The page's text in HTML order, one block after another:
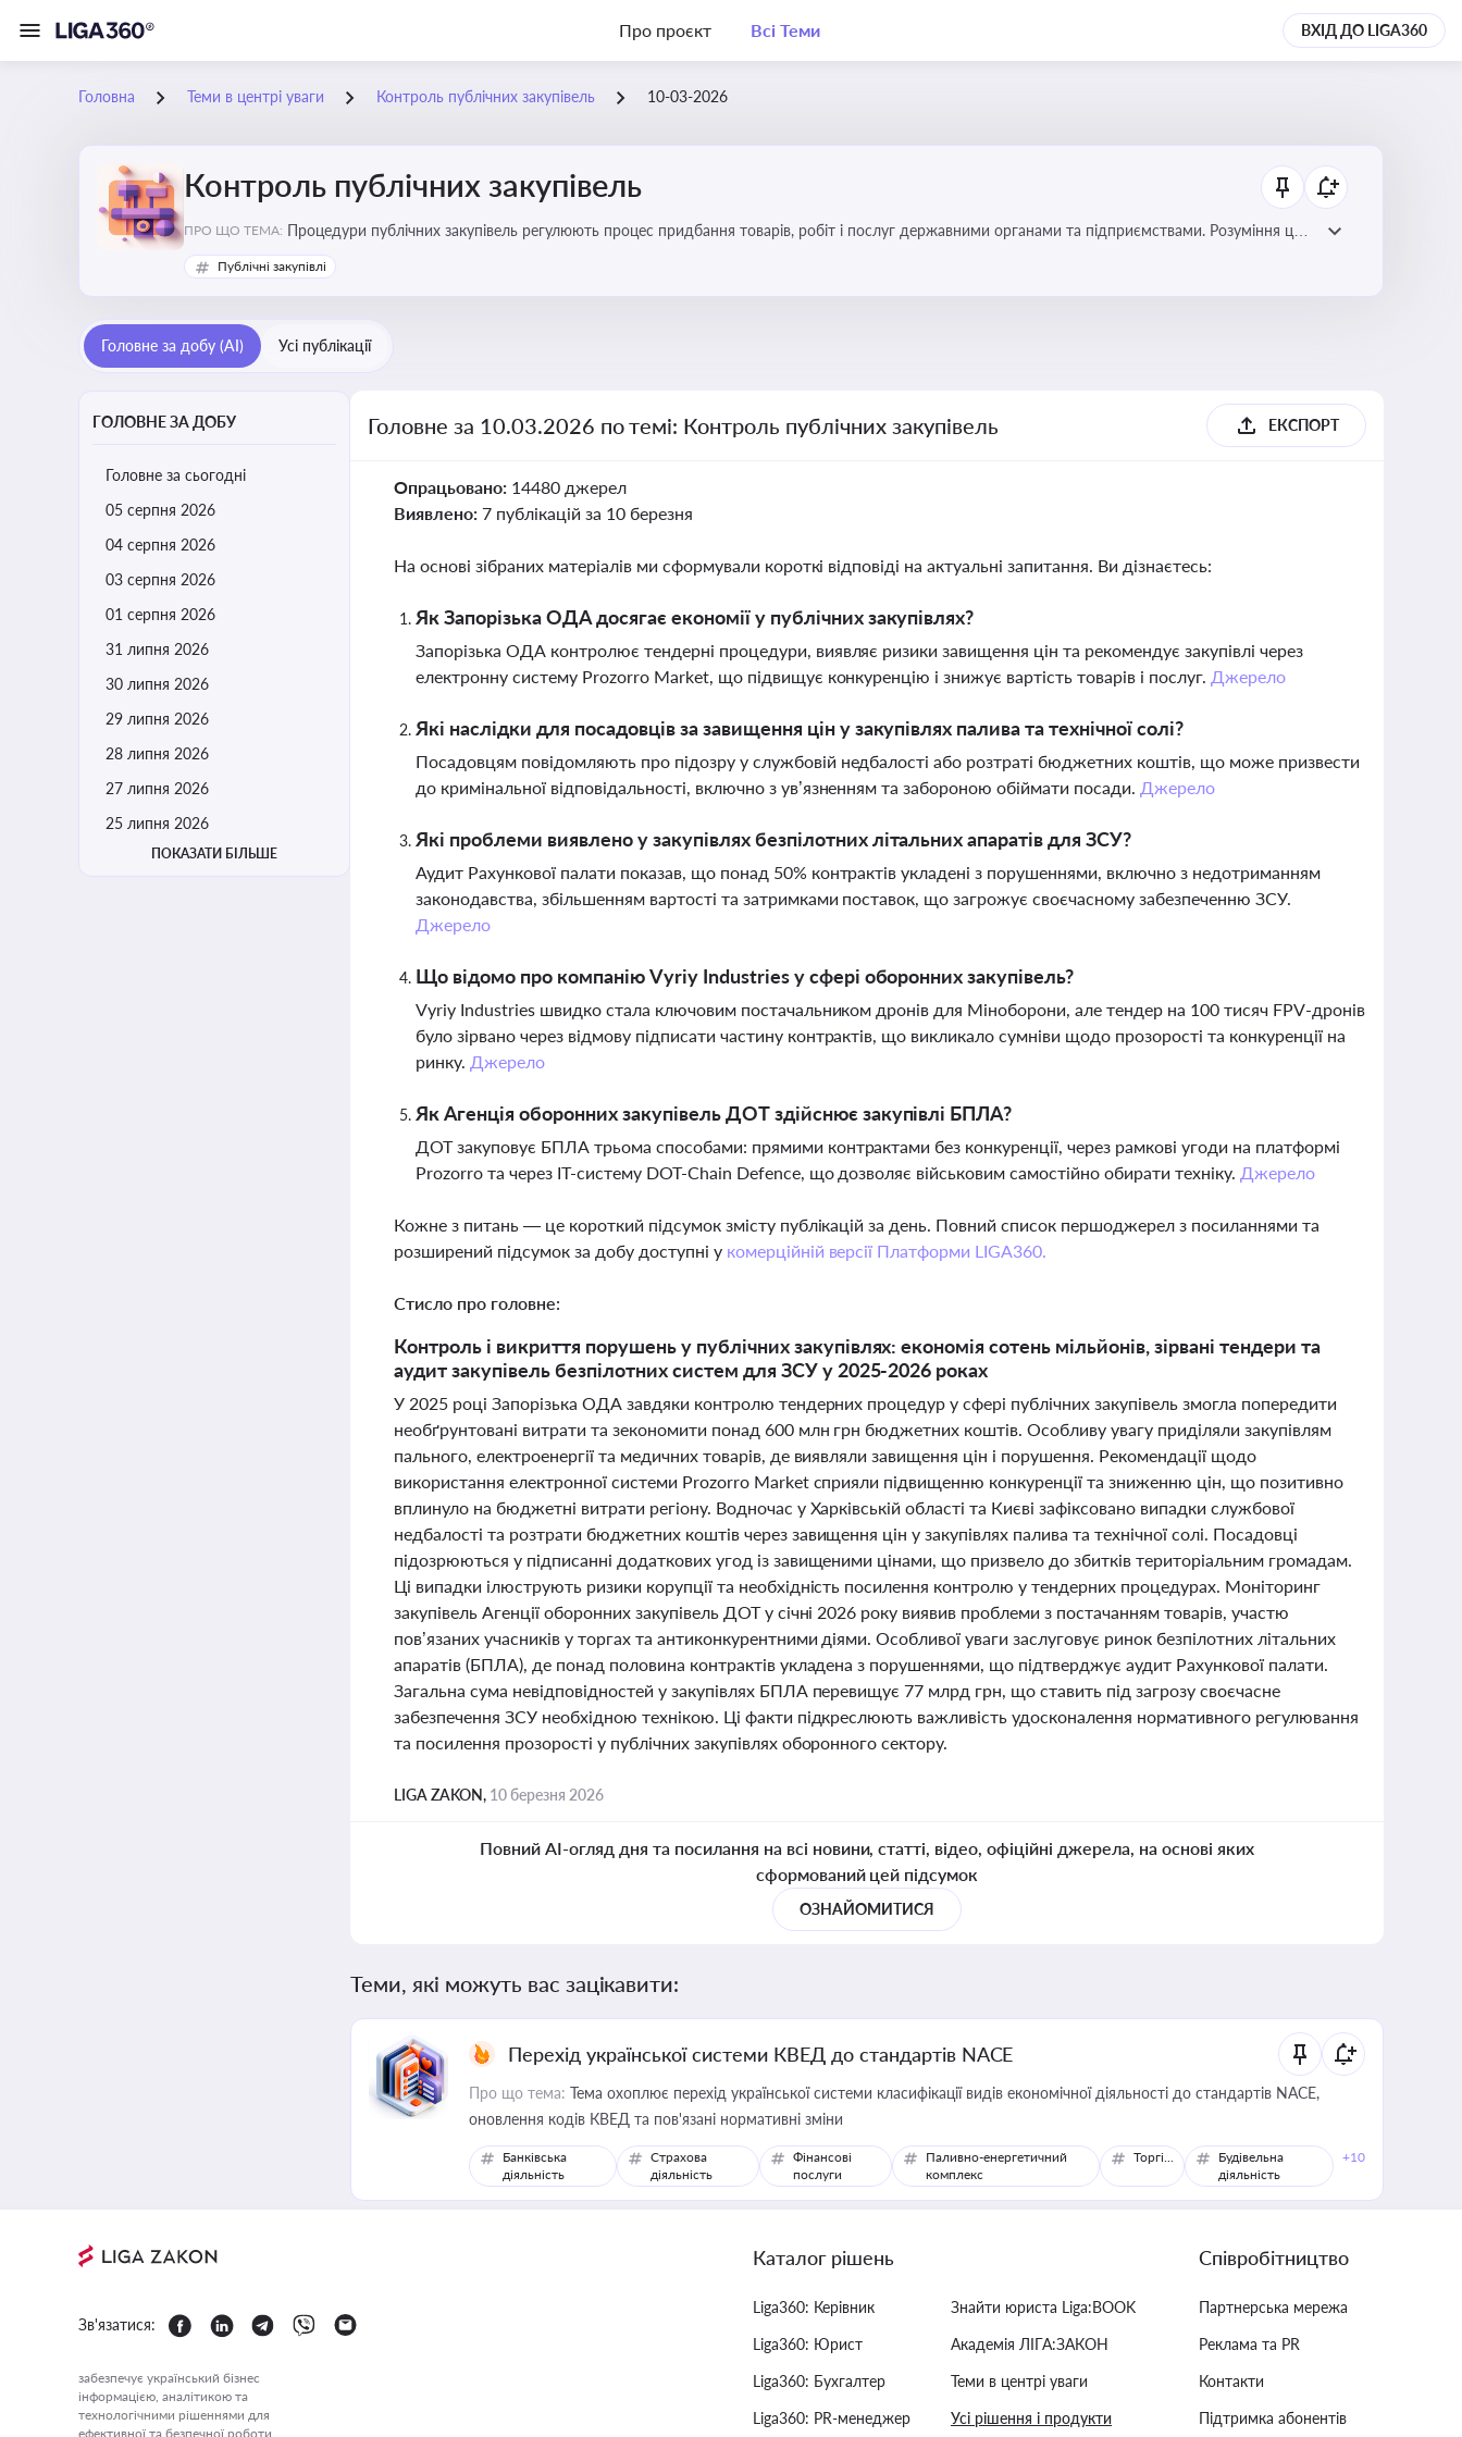
Про проєкт Всі Теми ВХІД ДО LIGA360
Головна Теми в центрі уваги Контроль публічних закупівель 10-03-2026
Контроль публічних закупівель
ПРО ЩО ТЕМА: Процедури публічних закупівель регулюють процес придбання товарів, робіт і послуг державними органами та підприємствами. Розуміння цих
процедур дозволяє бізнесу брати участь у тендерах, а юристам і бухгалтерам — забезпечити відповідність законодавству
Публічні закупівлі
Головне за добу (AI) Усі публікації
ГОЛОВНЕ ЗА ДОБУ
Головне за сьогодні
05 серпня 2026
04 серпня 2026
03 серпня 2026
01 серпня 2026
31 липня 2026
30 липня 2026
29 липня 2026
28 липня 2026
27 липня 2026
25 липня 2026
ПОКАЗАТИ БІЛЬШЕ
Головне за 10.03.2026 по темі: Контроль публічних закупівель ЕКСПОРТ
Опрацьовано: 14480 джерел
Виявлено: 7 публікацій за 10 березня
На основі зібраних матеріалів ми сформували короткі відповіді на актуальні запитання. Ви дізнаєтесь:
Як Запорізька ОДА досягає економії у публічних закупівлях?
Запорізька ОДА контролює тендерні процедури, виявляє ризики завищення цін та рекомендує закупівлі через
електронну систему Prozorro Market, що підвищує конкуренцію і знижує вартість товарів і послуг. Джерело
Які наслідки для посадовців за завищення цін у закупівлях палива та технічної солі?
Посадовцям повідомляють про підозру у службовій недбалості або розтраті бюджетних коштів, що може призвести
до кримінальної відповідальності, включно з ув’язненням та забороною обіймати посади. Джерело
Які проблеми виявлено у закупівлях безпілотних літальних апаратів для ЗСУ?
Аудит Рахункової палати показав, що понад 50% контрактів укладені з порушеннями, включно з недотриманням
законодавства, збільшенням вартості та затримками поставок, що загрожує своєчасному забезпеченню ЗСУ.
Джерело
Що відомо про компанію Vyriy Industries у сфері оборонних закупівель?
Vyriy Industries швидко стала ключовим постачальником дронів для Міноборони, але тендер на 100 тисяч FPV-дронів
було зірвано через відмову підписати частину контрактів, що викликало сумніви щодо прозорості та конкуренції на
ринку. Джерело
Як Агенція оборонних закупівель ДОТ здійснює закупівлі БПЛА?
ДОТ закуповує БПЛА трьома способами: прямими контрактами без конкуренції, через рамкові угоди на платформі
Prozorro та через ІТ-систему DOT-Chain Defence, що дозволяє військовим самостійно обирати техніку. Джерело
Кожне з питань — це короткий підсумок змісту публікацій за день. Повний список першоджерел з посиланнями та
розширений підсумок за добу доступні у комерційній версії Платформи LIGA360.
Стисло про головне:
Контроль і викриття порушень у публічних закупівлях: економія сотень мільйонів, зірвані тендери та
аудит закупівель безпілотних систем для ЗСУ у 2025-2026 роках
У 2025 році Запорізька ОДА завдяки контролю тендерних процедур у сфері публічних закупівель змогла попередити
необґрунтовані витрати та зекономити понад 600 млн грн бюджетних коштів. Особливу увагу приділяли закупівлям
пального, електроенергії та медичних товарів, де виявляли завищення цін і порушення. Рекомендації щодо
використання електронної системи Prozorro Market сприяли підвищенню конкуренції та зниженню цін, що позитивно
вплинуло на бюджетні витрати регіону. Водночас у Харківській області та Києві зафіксовано випадки службової
недбалості та розтрати бюджетних коштів через завищення цін у закупівлях палива та технічної солі. Посадовці
підозрюються у підписанні додаткових угод із завищеними цінами, що призвело до збитків територіальним громадам.
Ці випадки ілюструють ризики корупції та необхідність посилення контролю у тендерних процедурах. Моніторинг
закупівель Агенції оборонних закупівель ДОТ у січні 2026 року виявив проблеми з постачанням товарів, участю
пов’язаних учасників у торгах та антиконкурентними діями. Особливої уваги заслуговує ринок безпілотних літальних
апаратів (БПЛА), де понад половина контрактів укладена з порушеннями, що підтверджує аудит Рахункової палати.
Загальна сума невідповідностей у закупівлях БПЛА перевищує 77 млрд грн, що ставить під загрозу своєчасне
забезпечення ЗСУ необхідною технікою. Ці факти підкреслюють важливість удосконалення нормативного регулювання
та посилення прозорості у публічних закупівлях оборонного сектору.
LIGA ZAKON, 10 березня 2026
Повний AI-огляд дня та посилання на всі новини, статті, відео, офіційні джерела, на основі яких
сформований цей підсумок
ОЗНАЙОМИТИСЯ
Теми, які можуть вас зацікавити:
Перехід української системи КВЕД до стандартів NACE
Про що тема: Тема охоплює перехід української системи класифікації видів економічної діяльності до стандартів NACE,
оновлення кодів КВЕД та пов'язані нормативні зміни
Банківська
діяльність
Страхова
діяльність
Фінансові
послуги
Паливно-енергетичний
комплекс
Торгівля
Будівельна
діяльність
+10
Зв'язатися:
забезпечує український бізнес
інформацією, аналітикою та
технологічними рішеннями для
ефективної та безпечної роботи.
Каталог рішень
Liga360: Керівник
Liga360: Юрист
Liga360: Бухгалтер
Liga360: PR-менеджер
Знайти юриста Liga:BOOK
Академія ЛІГА:ЗАКОН
Теми в центрі уваги
Усі рішення і продукти
Співробітництво
Партнерська мережа
Реклама та PR
Контакти
Підтримка абонентів